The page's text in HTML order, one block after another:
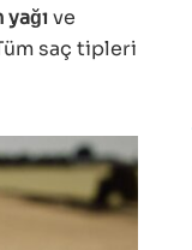
ve
saç tipleri